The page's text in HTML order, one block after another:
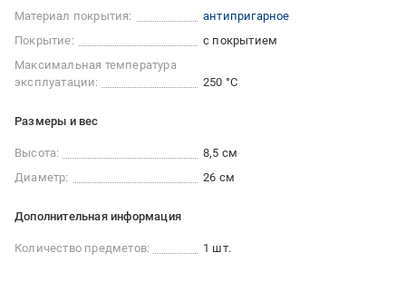
Материал покрытия:
антипригарное
Покрытие:
с покрытием
Максимальная температура
эксплуатации:
250 °С
Размеры и вес
Высота:
8,5 см
Диаметр:
26 см
Дополнительная информация
Количество предметов: 1 шт.